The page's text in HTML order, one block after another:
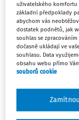
0:00
10
Oblíbené
uživatelského komfortu
základní předpoklady
abychom vás
dostatek podnětů, jak
souhlas se
dočasně ukládají ve
souhlasu. Data
obsahu webu přímo
souborů cookie